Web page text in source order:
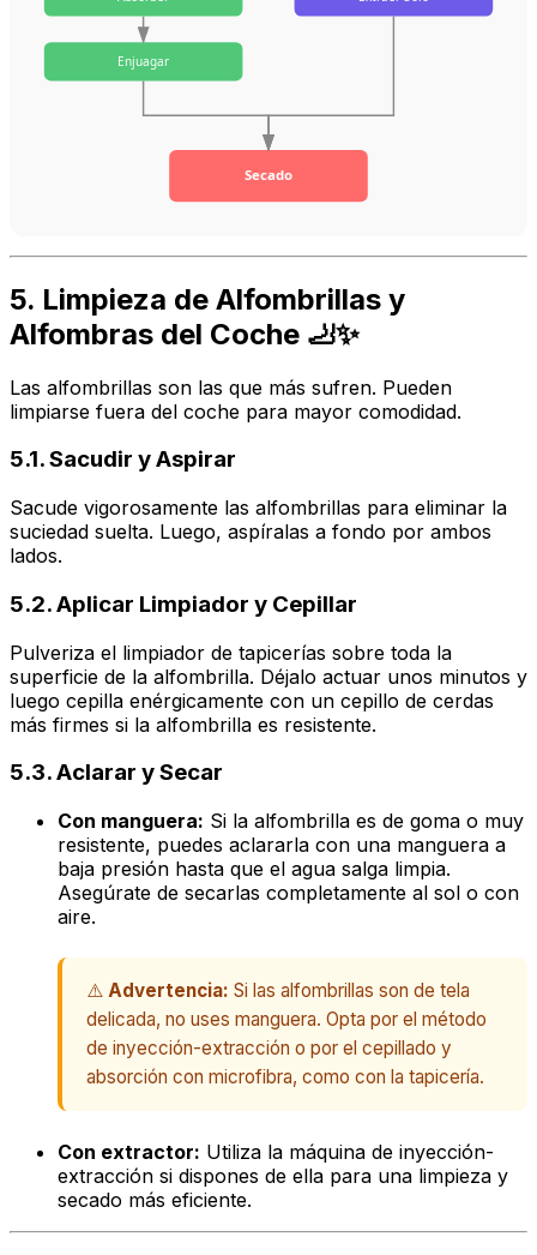
Enjuagar
Secado
5. Limpieza de Alfombrillas y
Alfombras del Coche 🦶✨
Las alfombrillas son las que más sufren. Pueden
limpiarse fuera del coche para mayor comodidad.
5.1. Sacudir y Aspirar
Sacude vigorosamente las alfombrillas para eliminar la
suciedad suelta. Luego, aspíralas a fondo por ambos
lados.
5.2. Aplicar Limpiador y Cepillar
Pulveriza el limpiador de tapicerías sobre toda la
superficie de la alfombrilla. Déjalo actuar unos minutos y
luego cepilla enérgicamente con un cepillo de cerdas
más firmes si la alfombrilla es resistente.
5.3. Aclarar y Secar
Con manguera: Si la alfombrilla es de goma o muy
resistente, puedes aclararla con una manguera a
baja presión hasta que el agua salga limpia.
Asegúrate de secarlas completamente al sol o con
aire.
⚠️ Advertencia: Si las alfombrillas son de tela
delicada, no uses manguera. Opta por el método
de inyección-extracción o por el cepillado y
absorción con microfibra, como con la tapicería.
Con extractor: Utiliza la máquina de inyección-
extracción si dispones de ella para una limpieza y
secado más eficiente.